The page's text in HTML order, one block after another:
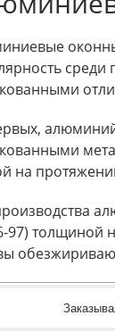
среди
на
97) толщиной